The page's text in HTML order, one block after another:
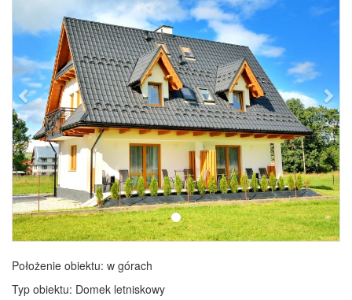
Położenie obiektu: w górach
Typ obiektu: Domek letniskowy